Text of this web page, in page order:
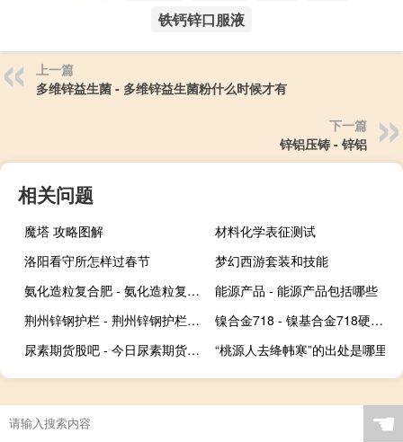
铁钙锌口服液
上一篇
多维锌益生菌 - 多维锌益生菌粉什么时候才有
下一篇
锌铝压铸 - 锌铝
相关问题
魔塔 攻略图解
材料化学表征测试
洛阳看守所怎样过春节
梦幻西游套装和技能
氨化造粒复合肥 - 氨化造粒复合肥好不好
能源产品 - 能源产品包括哪些
荆州锌钢护栏 - 荆州锌钢护栏生产厂家
镍合金718 - 镍基合金718硬度多少
尿素期货股吧 - 今日尿素期货行情
“桃源人去绛帏寒”的出处是哪里
☚